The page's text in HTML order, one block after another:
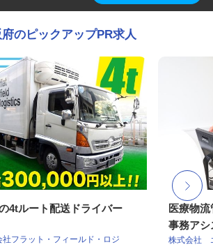
のピックアップPR求人
4tルート配送ドライバー
社フラット・フィールド・ロジ
医療物
事務アシ
株式会社